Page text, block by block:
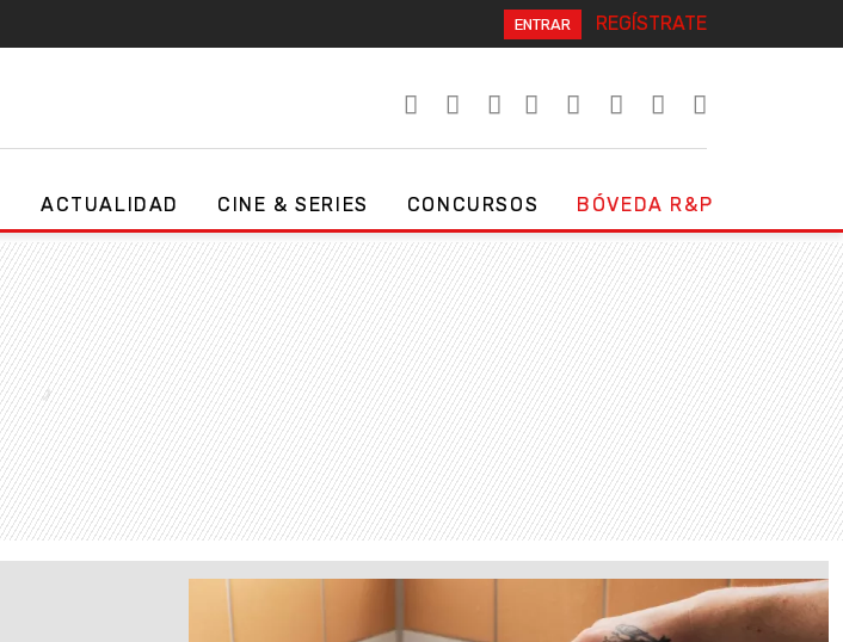
ENTRAR REGÍSTRATE
ACTUALIDAD CINE & SERIES CONCURSOS BÓVEDA R&P